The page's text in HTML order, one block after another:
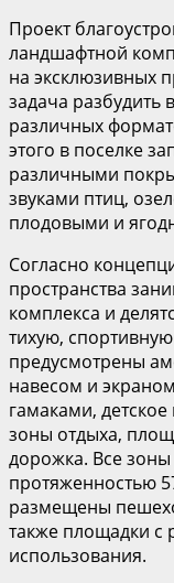
Проект
ландшафтной
на эксклюзивных
задача разбудить
различных
этого в поселке
различными
звуками птиц,
плодовыми и
Согласно
пространства
комплекса и
тихую,
предусмотрены
навесом и
гамаками,
зоны отдыха,
дорожка. Все
протяженностью
размещены
также площадки
использования.